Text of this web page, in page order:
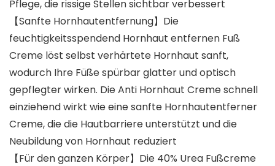
Pflege, die rissige Stellen sichtbar verbessert
【Sanfte Hornhautentfernung】Die
feuchtigkeitsspendend Hornhaut entfernen Fuß
Creme löst selbst verhärtete Hornhaut sanft,
wodurch Ihre Füße spürbar glatter und optisch
gepflegter wirken. Die Anti Hornhaut Creme schnell
einziehend wirkt wie eine sanfte Hornhautentferner
Creme, die die Hautbarriere unterstützt und die
Neubildung von Hornhaut reduziert
【Für den ganzen Körper】Die 40% Urea Fußcreme